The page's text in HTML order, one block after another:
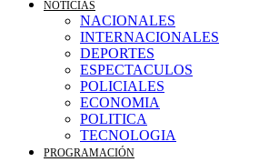
NOTICIAS
NACIONALES
INTERNACIONALES
DEPORTES
ESPECTACULOS
POLICIALES
ECONOMIA
POLITICA
TECNOLOGIA
PROGRAMACIÓN